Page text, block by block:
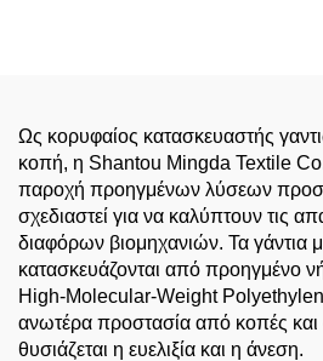
Ως κορυφαίος κατασκευαστής
κοπή, η Shantou Mingda Textile Co.,
παροχή προηγμένων λύσεων
σχεδιαστεί για να καλύπτουν τις
διαφόρων βιομηχανιών. Τα γάντια
κατασκευάζονται από προηγμένο
High-Molecular-Weight
ανωτέρα προστασία από κοπές
θυσιάζεται η ευελιξία και η άνεση.